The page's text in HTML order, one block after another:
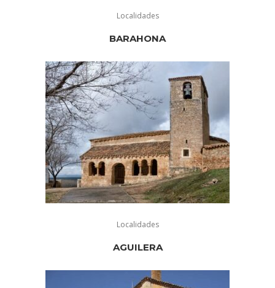
Localidades
BARAHONA
Localidades
AGUILERA